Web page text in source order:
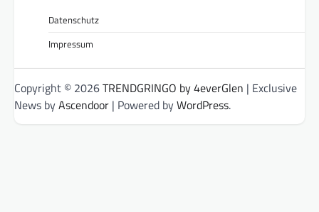
Datenschutz
Impressum
Copyright © 2026TRENDGRINGO by 4everGlen | Exclusive
News byAscendoor | Powered byWordPress.